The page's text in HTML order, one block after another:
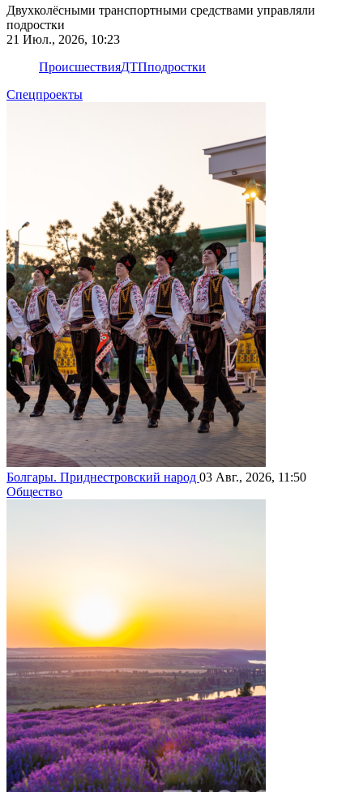
Двухколёсными транспортными средствами управляли
подростки
21 Июл., 2026, 10:23
ПроисшествияДТПподростки
Спецпроекты
Болгары. Приднестровский народ 03 Авг., 2026, 11:50
Общество